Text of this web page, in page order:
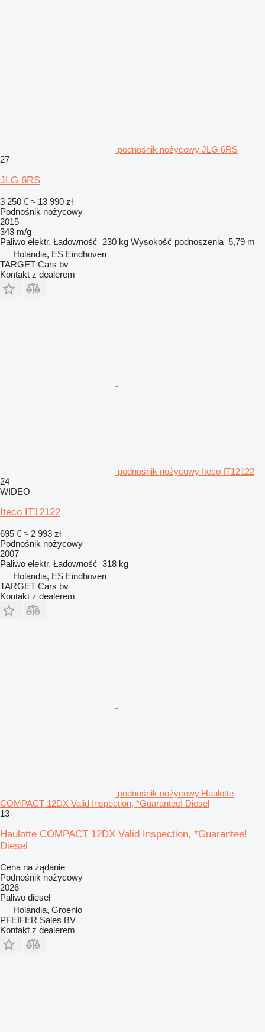
podnośnik nożycowy JLG 6RS
27
JLG 6RS
3 250 € ≈ 13 990 zł
Podnośnik nożycowy
2015
343 m/g
Paliwo elektr. Ładowność 230 kg Wysokość podnoszenia 5,79 m
Holandia, ES Eindhoven
TARGET Cars bv
Kontakt z dealerem
podnośnik nożycowy Iteco IT12122
24
WIDEO
Iteco IT12122
695 € ≈ 2 993 zł
Podnośnik nożycowy
2007
Paliwo elektr. Ładowność 318 kg
Holandia, ES Eindhoven
TARGET Cars bv
Kontakt z dealerem
podnośnik nożycowy Haulotte
COMPACT 12DX Valid Inspection, *Guarantee! Diesel
13
Haulotte COMPACT 12DX Valid Inspection, *Guarantee!
Diesel
Cena na żądanie
Podnośnik nożycowy
2026
Paliwo diesel
Holandia, Groenlo
PFEIFER Sales BV
Kontakt z dealerem